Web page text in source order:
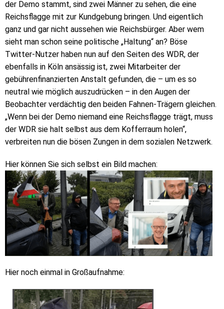
der Demo stammt, sind zwei Männer zu sehen, die eine
Reichsflagge mit zur Kundgebung bringen. Und eigentlich
ganz und gar nicht aussehen wie Reichsbürger. Aber wem
sieht man schon seine politische „Haltung“ an? Böse
Twitter-Nutzer haben nun auf den Seiten des WDR, der
ebenfalls in Köln ansässig ist, zwei Mitarbeiter der
gebührenfinanzierten Anstalt gefunden, die – um es so
neutral wie möglich auszudrücken – in den Augen der
Beobachter verdächtig den beiden Fahnen-Trägern gleichen.
„Wenn bei der Demo niemand eine Reichsflagge trägt, muss
der WDR sie halt selbst aus dem Kofferraum holen“,
verbreiten nun die bösen Zungen in dem sozialen Netzwerk.
Hier können Sie sich selbst ein Bild machen:
Hier noch einmal in Großaufnahme: